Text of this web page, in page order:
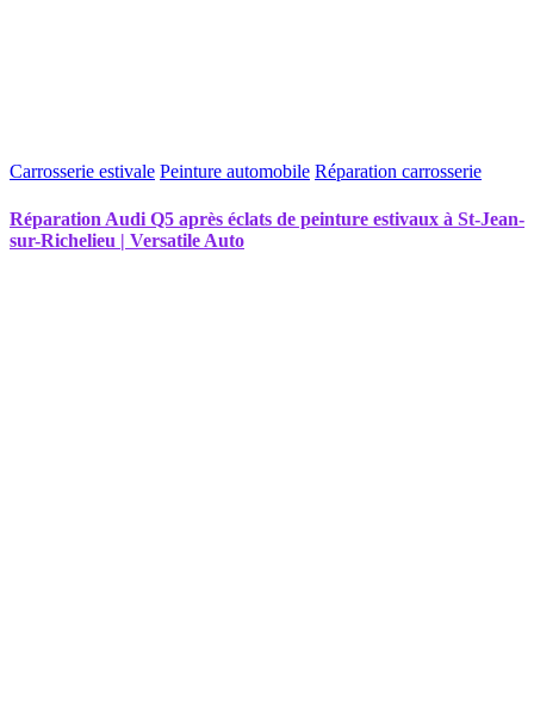
Carrosserie estivale Peinture automobile Réparation carrosserie
Réparation Audi Q5 après éclats de peinture estivaux à St-Jean-
sur-Richelieu | Versatile Auto